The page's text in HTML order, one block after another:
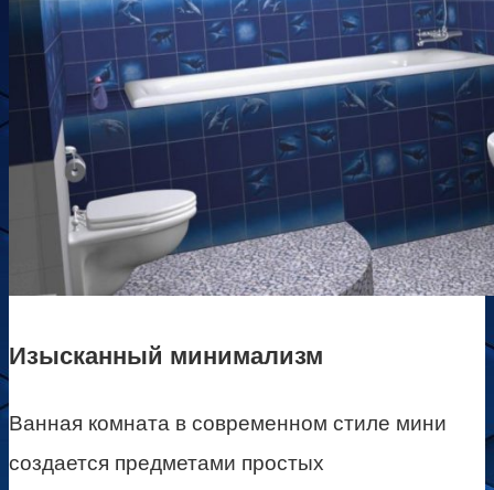
Изысканный минимализм
Ванная комната в современном стиле мини
создается предметами простых